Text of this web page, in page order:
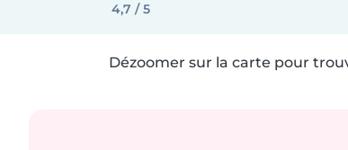
4,7 / 5
Dézoomer sur la carte pour